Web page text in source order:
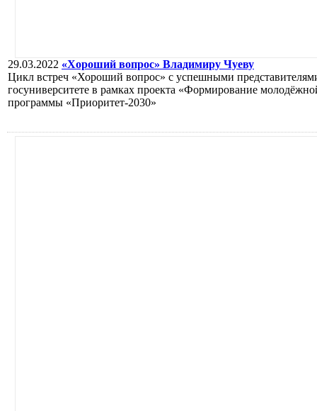
29.03.2022 «Хороший вопрос» Владимиру Чуеву
Цикл встреч «Хороший вопрос» с успешными
госуниверситете в рамках проекта «Формирование
программы «Приоритет-2030»